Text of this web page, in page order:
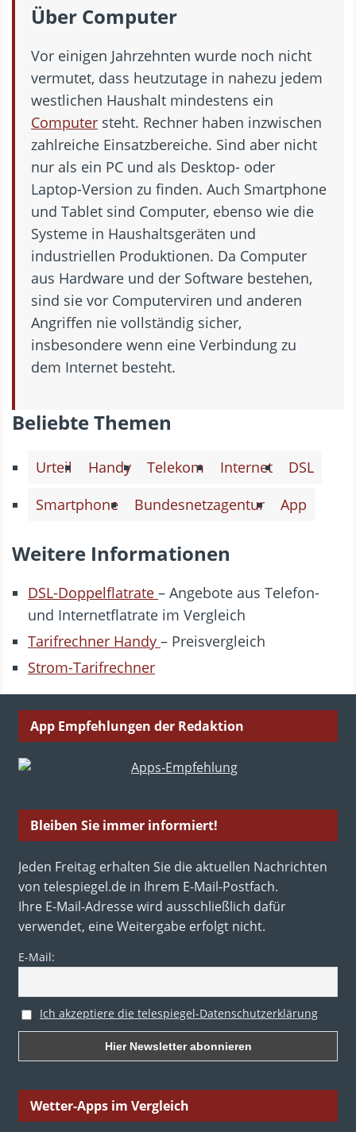
Über Computer
Vor einigen Jahrzehnten wurde noch nicht
vermutet, dass heutzutage in nahezu jedem
westlichen Haushalt mindestens ein
Computer steht. Rechner haben inzwischen
zahlreiche Einsatzbereiche. Sind aber nicht
nur als ein PC und als Desktop- oder
Laptop-Version zu finden. Auch Smartphone
und Tablet sind Computer, ebenso wie die
Systeme in Haushaltsgeräten und
industriellen Produktionen. Da Computer
aus Hardware und der Software bestehen,
sind sie vor Computerviren und anderen
Angriffen nie vollständig sicher,
insbesondere wenn eine Verbindung zu
dem Internet besteht.
Beliebte Themen
Urteil Handy Telekom Internet
DSL
Smartphone
Bundesnetzagentur App
Weitere Informationen
DSL-Doppelflatrate – Angebote aus Telefon-
und Internetflatrate im Vergleich
Tarifrechner Handy – Preisvergleich
Strom-Tarifrechner
App Empfehlungen der Redaktion
Bleiben Sie immer informiert!
Jeden Freitag erhalten Sie die aktuellen Nachrichten
von telespiegel.de in Ihrem E-Mail-Postfach.
Ihre E-Mail-Adresse wird ausschließlich dafür
verwendet, eine Weitergabe erfolgt nicht.
E-Mail:
Ich akzeptiere die telespiegel-Datenschutzerklärung
Wetter-Apps im Vergleich